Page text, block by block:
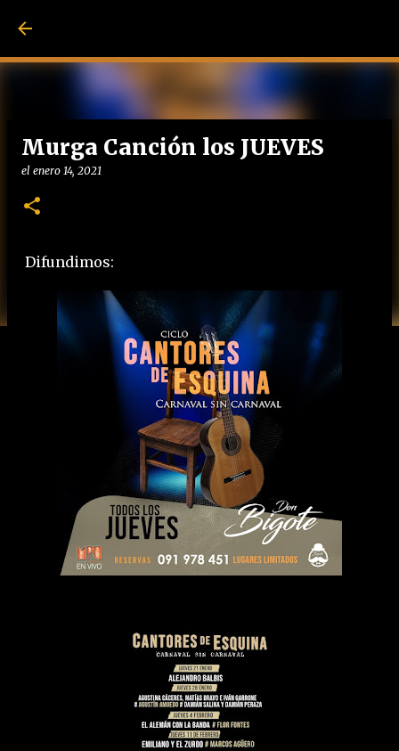
Murga Canción los JUEVES
el enero 14, 2021
Difundimos: